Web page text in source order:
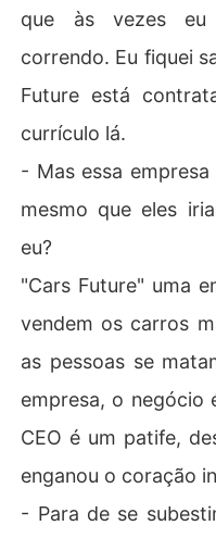
que às vezes
correndo. Eu fiquei
Future está
currículo lá.
- Mas essa
mesmo que eles
eu?
"Cars Future" uma
vendem os carros
as pessoas se
empresa, o negócio
CEO é um patife,
enganou o coração
- Para de se